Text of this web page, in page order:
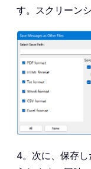
す。スクリーン
4。次に、保存